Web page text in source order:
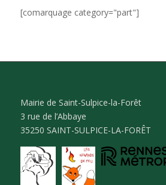
[comarquage category="part"]
Mairie de Saint-Sulpice-la-Forêt
3 rue de l’Abbaye
35250 SAINT-SULPICE-LA-FORÊT